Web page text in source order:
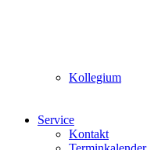
Kollegium
Service
Kontakt